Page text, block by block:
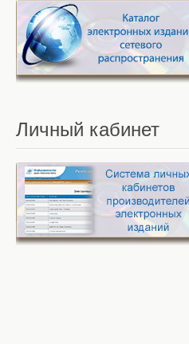
Личный кабинет